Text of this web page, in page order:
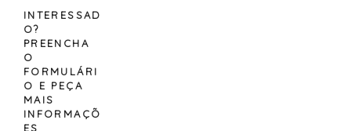
INTERESSAD
O?
PREENCHA
O
FORMULÁRI
O E PEÇA
MAIS
INFORMAÇÕ
ES